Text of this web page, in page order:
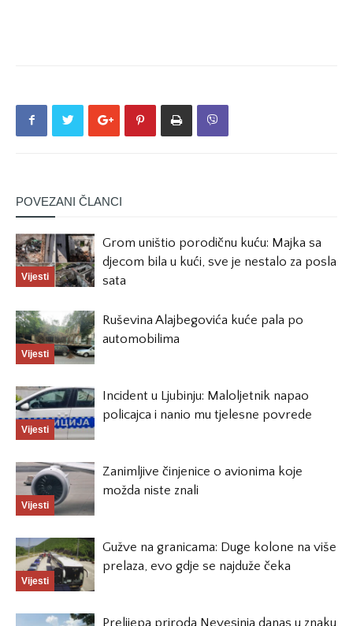
POVEZANI ČLANCI
Vijesti
Grom uništio porodičnu kuću: Majka sa
djecom bila u kući, sve je nestalo za posla
sata
Vijesti
Ruševina Alajbegovića kuće pala po
automobilima
Vijesti
Incident u Ljubinju: Maloljetnik napao
policajca i nanio mu tjelesne povrede
Vijesti
Zanimljive činjenice o avionima koje
možda niste znali
Vijesti
Gužve na granicama: Duge kolone na više
prelaza, evo gdje se najduže čeka
Prelijepa priroda Nevesinja danas u znaku